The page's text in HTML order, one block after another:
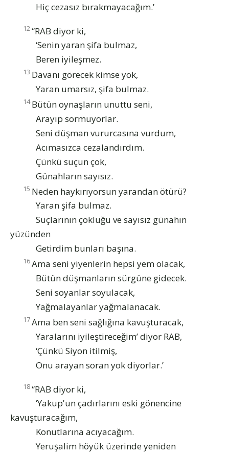
Hiç cezasız bırakmayacağım.’
12 “RAB diyor ki,
‘Senin yaran şifa bulmaz,
Beren iyileşmez.
13 Davanı görecek kimse yok,
Yaran umarsız, şifa bulmaz.
14 Bütün oynaşların unuttu seni,
Arayıp sormuyorlar.
Seni düşman vururcasına vurdum,
Acımasızca cezalandırdım.
Çünkü suçun çok,
Günahların sayısız.
15 Neden haykırıyorsun yarandan ötürü?
Yaran şifa bulmaz.
Suçlarının çokluğu ve sayısız günahın
yüzünden
Getirdim bunları başına.
16Ama seni yiyenlerin hepsi yem olacak,
Bütün düşmanların sürgüne gidecek.
Seni soyanlar soyulacak,
Yağmalayanlar yağmalanacak.
17Ama ben seni sağlığına kavuşturacak,
Yaralarını iyileştireceğim’ diyor RAB,
‘Çünkü Siyon itilmiş,
Onu arayan soran yok diyorlar.’
18“RAB diyor ki,
‘Yakup'un çadırlarını eski gönencine
kavuşturacağım,
Konutlarına acıyacağım.
Yeruşalim höyük üzerinde yeniden